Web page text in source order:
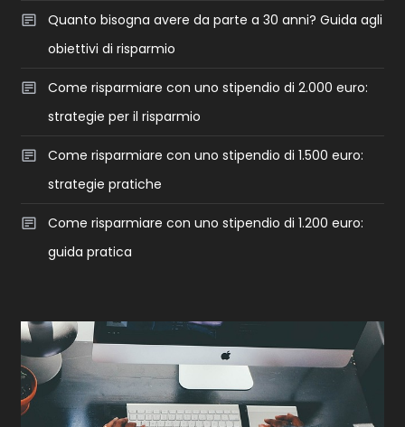
Quanto bisogna avere da parte a 30 anni? Guida agli
obiettivi di risparmio
Come risparmiare con uno stipendio di 2.000 euro:
strategie per il risparmio
Come risparmiare con uno stipendio di 1.500 euro:
strategie pratiche
Come risparmiare con uno stipendio di 1.200 euro:
guida pratica